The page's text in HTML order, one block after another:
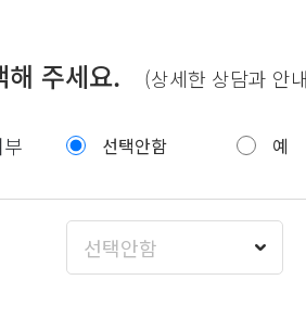
해 주세요. (상세한 상담과 안
선택안함 예